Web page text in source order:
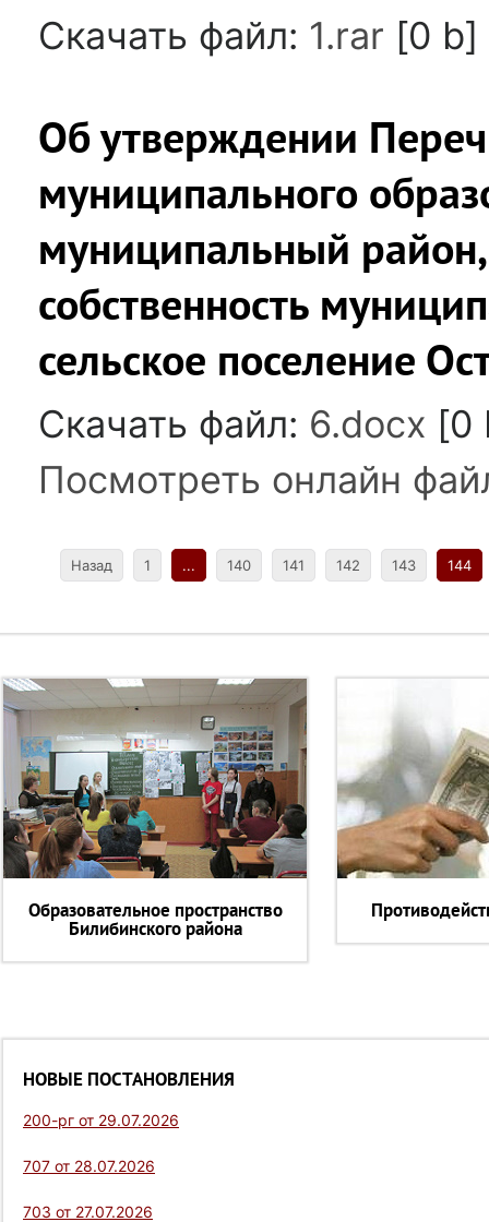
Скачать файл: 1.rar [0 b]
Об утверждении
муниципального
муниципальный
собственность
сельское поселение
Скачать файл: 6.docx [0
Посмотреть онлайн
Назад 1 ... 140 141 142 143 144
Образовательное пространство
Билибинского района
НОВЫЕ ПОСТАНОВЛЕНИЯ
200-рг от 29.07.2026
707 от 28.07.2026
703 от 27.07.2026